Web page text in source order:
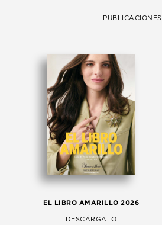
PUBLICACIONES
EL LIBRO AMARILLO 2026
DESCÁRGALO